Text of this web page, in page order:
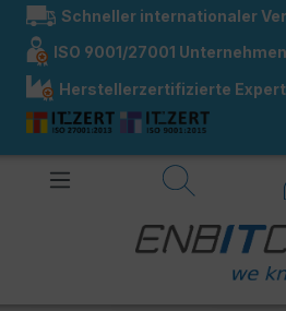
springen
Schneller internationaler
ISO 9001/27001
Herstellerzertifizierte